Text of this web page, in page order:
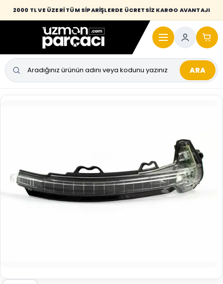
2000 TL VE ÜZERİ TÜM SİPARİŞLERDE ÜCRETSİZ KARGO AVANTAJI
Desi / hacim sınırını aşan kaporta parçalarında taşıma bedeli alıcıya
yansıtılmaktadır.
ARA